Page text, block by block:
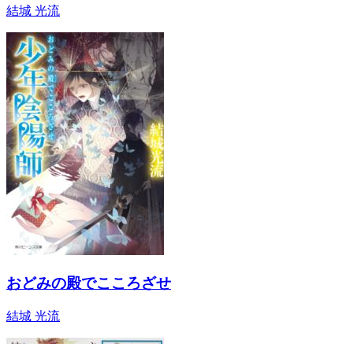
結城 光流
おどみの殿でこころざせ
結城 光流